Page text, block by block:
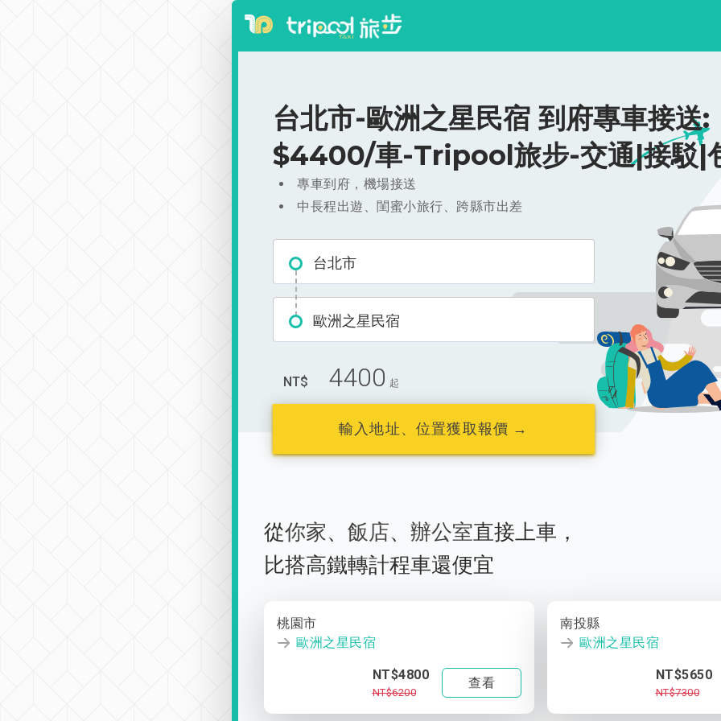
台北市-歐洲之星民宿 到府專車接送:
$4400/車-Tripool旅步-交通|接駁|
專車到府，機場接送
中長程出遊、閨蜜小旅行、跨縣市出差
台北市
歐洲之星民宿
NT$ 4400 起
輸入地址、位置獲取報價 →
從你家、 飯店、 辦公室直接上車，
比搭高鐵轉計程車還便宜
桃園市
歐洲之星民宿
NT$4800
NT$6200
查看
南投縣
歐洲之星民宿
NT$5650
NT$7300